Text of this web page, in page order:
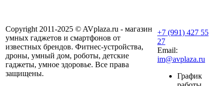
Copyright 2011-2025 © AVplaza.ru - магазин
умных гаджетов и смартфонов от
известных брендов. Фитнес-устройства,
дроны, умный дом, роботы, детские
гаджеты, умное здоровье. Все права
защищены.
+7 (991) 427 55
27
Email:
im@avplaza.ru
График